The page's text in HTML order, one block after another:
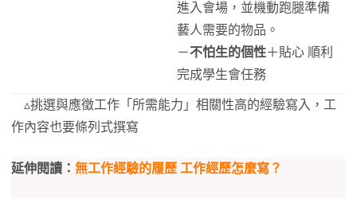
進入會場，並機動跑腿準備
藝人需要的物品。
－不怕生的個性＋貼心 順利
完成學生會任務
▵挑選與應徵工作「所需能力」相關性高的經驗寫入，工
作內容也要條列式撰寫
延伸閱讀： 無工作經驗的履歷 工作經歷怎麼寫？